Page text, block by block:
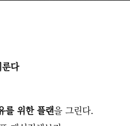
다
를 위한 플랜을 그린다.